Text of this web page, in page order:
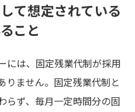
て想定されている
こと
には、固定残業代制が採用
りません。固定残業代制と
らず、毎月一定時間分の固